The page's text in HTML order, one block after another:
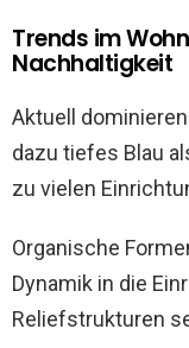
Trends im
Nachhaltigkeit
Aktuell
dazu tiefes Blau
zu vielen
Organische
Dynamik in die
Reliefstrukturen